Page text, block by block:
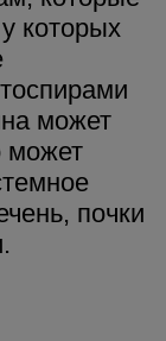
которых
может
может
почки